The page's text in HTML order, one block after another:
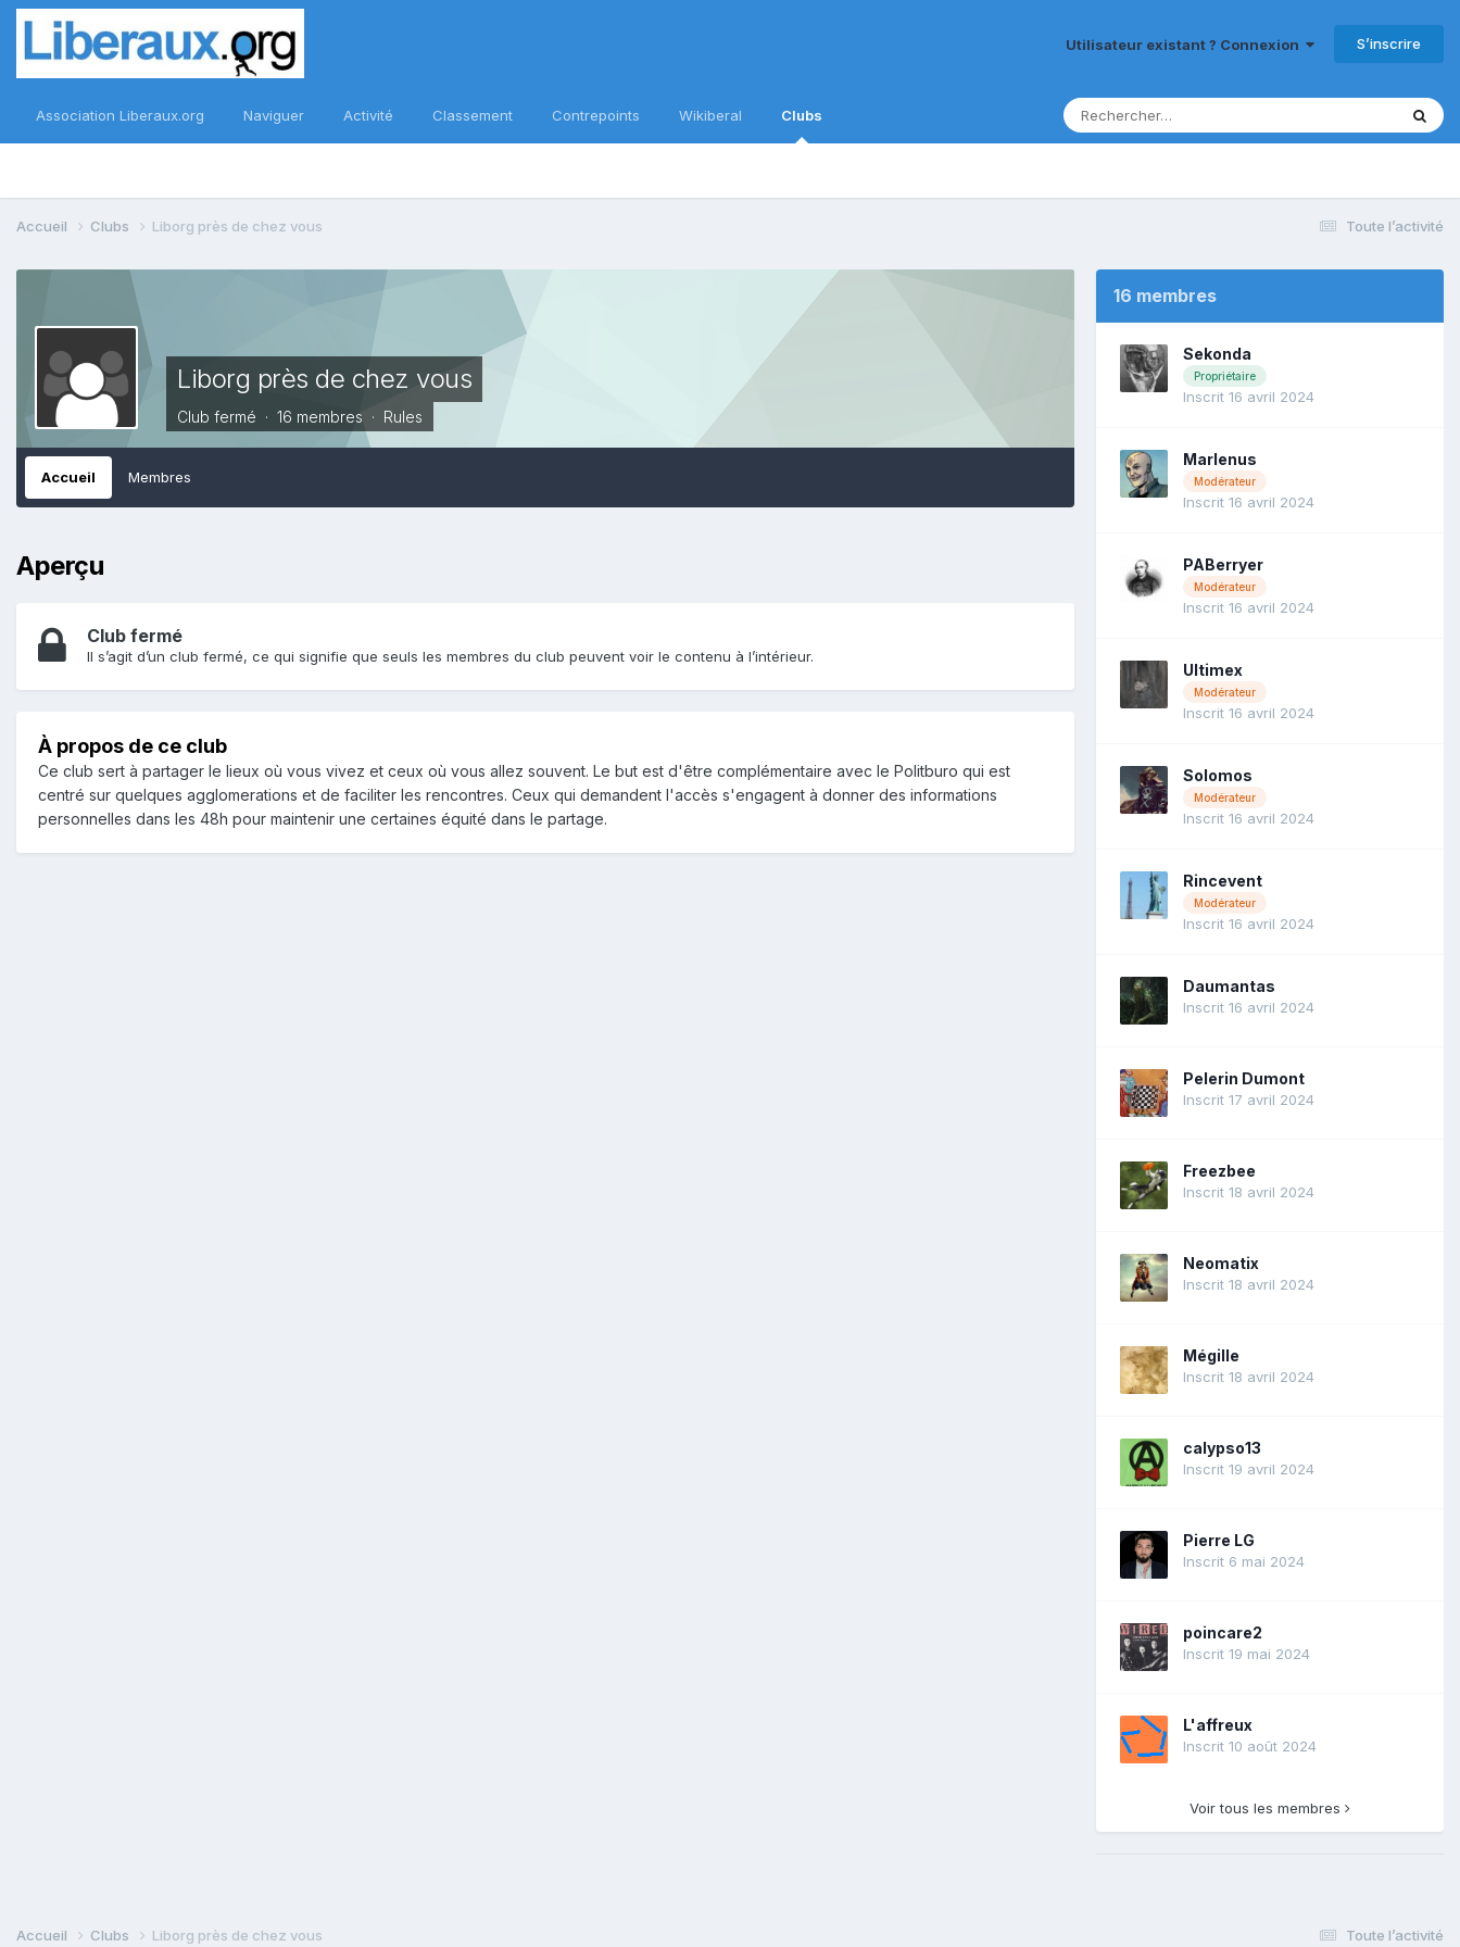
Utilisateur existant ? Connexion S’inscrire
Association Liberaux.org Naviguer Activité Classement Contrepoints Wikiberal Clubs
Toute l’activité
Accueil Clubs Liborg près de chez vous
Liborg près de chez vous
Club fermé · 16 membres · Rules
Accueil Membres
Aperçu
Club fermé
Il s’agit d’un club fermé, ce qui signifie que seuls les membres du club peuvent voir le contenu à l’intérieur.
À propos de ce club
Ce club sert à partager le lieux où vous vivez et ceux où vous allez souvent. Le but est d'être complémentaire avec le Politburo qui est
centré sur quelques agglomerations et de faciliter les rencontres. Ceux qui demandent l'accès s'engagent à donner des informations
personnelles dans les 48h pour maintenir une certaines équité dans le partage.
16 membres
Sekonda
Propriétaire
Inscrit 16 avril 2024
Marlenus
Modérateur
Inscrit 16 avril 2024
PABerryer
Modérateur
Inscrit 16 avril 2024
Ultimex
Modérateur
Inscrit 16 avril 2024
Solomos
Modérateur
Inscrit 16 avril 2024
Rincevent
Modérateur
Inscrit 16 avril 2024
Daumantas
Inscrit 16 avril 2024
Pelerin Dumont
Inscrit 17 avril 2024
Freezbee
Inscrit 18 avril 2024
Neomatix
Inscrit 18 avril 2024
Mégille
Inscrit 18 avril 2024
calypso13
Inscrit 19 avril 2024
Pierre LG
Inscrit 6 mai 2024
poincare2
Inscrit 19 mai 2024
L'affreux
Inscrit 10 août 2024
Voir tous les membres
Toute l’activité
Accueil Clubs Liborg près de chez vous